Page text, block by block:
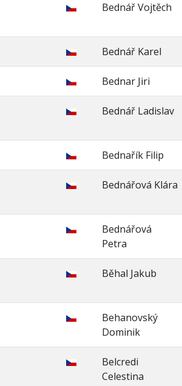
Bednář Vojtěch
Bednář Karel
Bednar Jiri
Bednář Ladislav
Bednařík Filip
Bednářová Klára
Bednářová
Petra
Běhal Jakub
Behanovský
Dominik
Belcredi
Celestina